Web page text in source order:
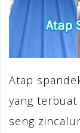
Atap
yang
seng